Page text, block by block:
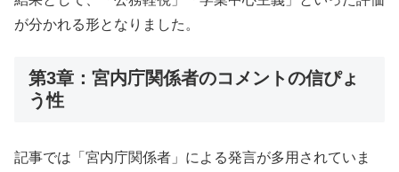
が分かれる形となりました。
第3章：宮内庁関係者のコメントの信ぴょ
う性
記事では「宮内庁関係者」による発言が多用されていま